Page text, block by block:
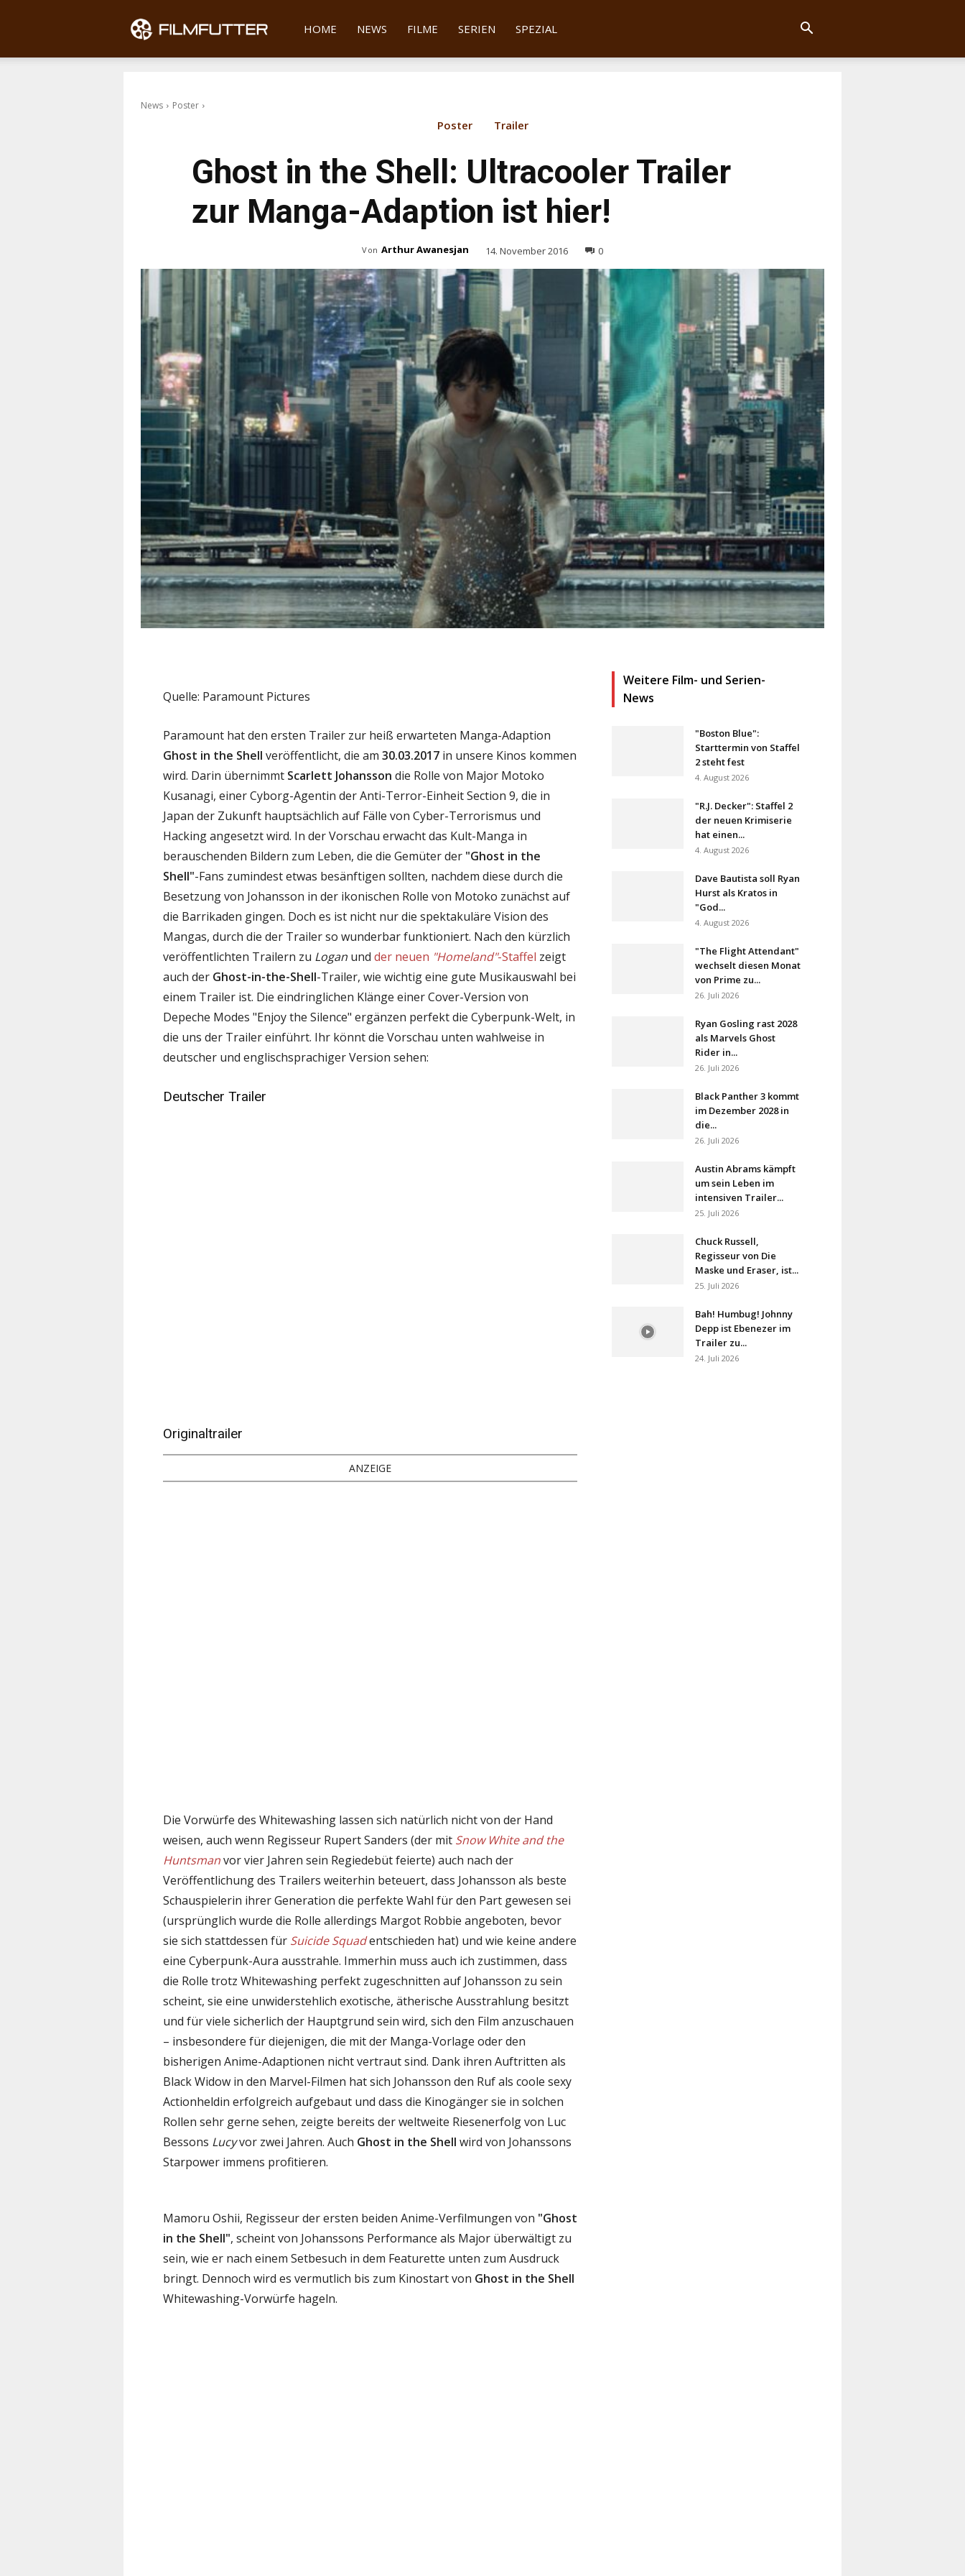
Filmfutter
HOME NEWS FILME SERIEN SPEZIAL
News Poster
Poster Trailer
Ghost in the Shell: Ultracooler Trailer
zur Manga-Adaption ist hier!
Von Arthur Awanesjan 14. November 2016 0
Quelle: Paramount Pictures
Paramount hat den ersten Trailer zur heiß erwarteten Manga-Adaption
Ghost in the Shell veröffentlicht, die am 30.03.2017 in unsere Kinos kommen
wird. Darin übernimmt Scarlett Johansson die Rolle von Major Motoko
Kusanagi, einer Cyborg-Agentin der Anti-Terror-Einheit Section 9, die in
Japan der Zukunft hauptsächlich auf Fälle von Cyber-Terrorismus und
Hacking angesetzt wird. In der Vorschau erwacht das Kult-Manga in
berauschenden Bildern zum Leben, die die Gemüter der "Ghost in the
Shell"-Fans zumindest etwas besänftigen sollten, nachdem diese durch die
Besetzung von Johansson in der ikonischen Rolle von Motoko zunächst auf
die Barrikaden gingen. Doch es ist nicht nur die spektakuläre Vision des
Mangas, durch die der Trailer so wunderbar funktioniert. Nach den kürzlich
veröffentlichten Trailern zu Logan und der neuen "Homeland"-Staffel zeigt
auch der Ghost-in-the-Shell-Trailer, wie wichtig eine gute Musikauswahl bei
einem Trailer ist. Die eindringlichen Klänge einer Cover-Version von
Depeche Modes "Enjoy the Silence" ergänzen perfekt die Cyberpunk-Welt, in
die uns der Trailer einführt. Ihr könnt die Vorschau unten wahlweise in
deutscher und englischsprachiger Version sehen:
Deutscher Trailer
Originaltrailer
ANZEIGE
Die Vorwürfe des Whitewashing lassen sich natürlich nicht von der Hand
weisen, auch wenn Regisseur Rupert Sanders (der mit Snow White and the
Huntsmanvor vier Jahren sein Regiedebüt feierte) auch nach der
Veröffentlichung des Trailers weiterhin beteuert, dass Johansson als beste
Schauspielerin ihrer Generation die perfekte Wahl für den Part gewesen sei
(ursprünglich wurde die Rolle allerdings Margot Robbie angeboten, bevor
sie sich stattdessen für Suicide Squadentschieden hat) und wie keine andere
eine Cyberpunk-Aura ausstrahle. Immerhin muss auch ich zustimmen, dass
die Rolle trotz Whitewashing perfekt zugeschnitten auf Johansson zu sein
scheint, sie eine unwiderstehlich exotische, ätherische Ausstrahlung besitzt
und für viele sicherlich der Hauptgrund sein wird, sich den Film anzuschauen
– insbesondere für diejenigen, die mit der Manga-Vorlage oder den
bisherigen Anime-Adaptionen nicht vertraut sind. Dank ihren Auftritten als
Black Widow in den Marvel-Filmen hat sich Johansson den Ruf als coole sexy
Actionheldin erfolgreich aufgebaut und dass die Kinogänger sie in solchen
Rollen sehr gerne sehen, zeigte bereits der weltweite Riesenerfolg von Luc
Bessons Lucyvor zwei Jahren. Auch Ghost in the Shell wird von Johanssons
Starpower immens profitieren.
Mamoru Oshii, Regisseur der ersten beiden Anime-Verfilmungen von "Ghost
in the Shell", scheint von Johanssons Performance als Major überwältigt zu
sein, wie er nach einem Setbesuch in dem Featurette unten zum Ausdruck
bringt. Dennoch wird es vermutlich bis zum Kinostart von Ghost in the Shell
Whitewashing-Vorwürfe hageln.
Weitere Film- und Serien-
News
"Boston Blue":
Starttermin von Staffel
2 steht fest
4. August 2026
"R.J. Decker": Staffel 2
der neuen Krimiserie
hat einen...
4. August 2026
Dave Bautista soll Ryan
Hurst als Kratos in
"God...
4. August 2026
"The Flight Attendant"
wechselt diesen Monat
von Prime zu...
26. Juli 2026
Ryan Gosling rast 2028
als Marvels Ghost
Rider in...
26. Juli 2026
Black Panther 3 kommt
im Dezember 2028 in
die...
26. Juli 2026
Austin Abrams kämpft
um sein Leben im
intensiven Trailer...
25. Juli 2026
Chuck Russell,
Regisseur von Die
Maske und Eraser, ist...
25. Juli 2026
Bah! Humbug! Johnny
Depp ist Ebenezer im
Trailer zu...
24. Juli 2026